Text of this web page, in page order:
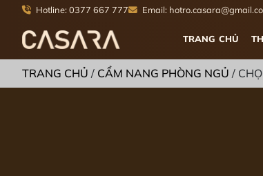
Hotline: 0377 667 777 Email:
TRANG CHỦ
TRANG CHỦ / CẨM NANG PHÒNG NGỦ /